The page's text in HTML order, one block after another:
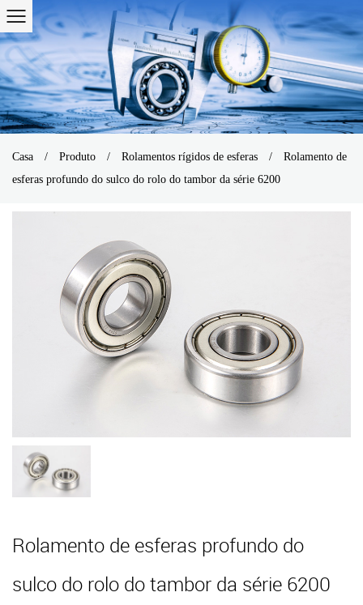
Casa / Produto / Rolamentos rígidos de esferas /
Rolamento de
esferas profundo do sulco do rolo do tambor da série 6200
Rolamento de esferas profundo do
sulco do rolo do tambor da série 6200